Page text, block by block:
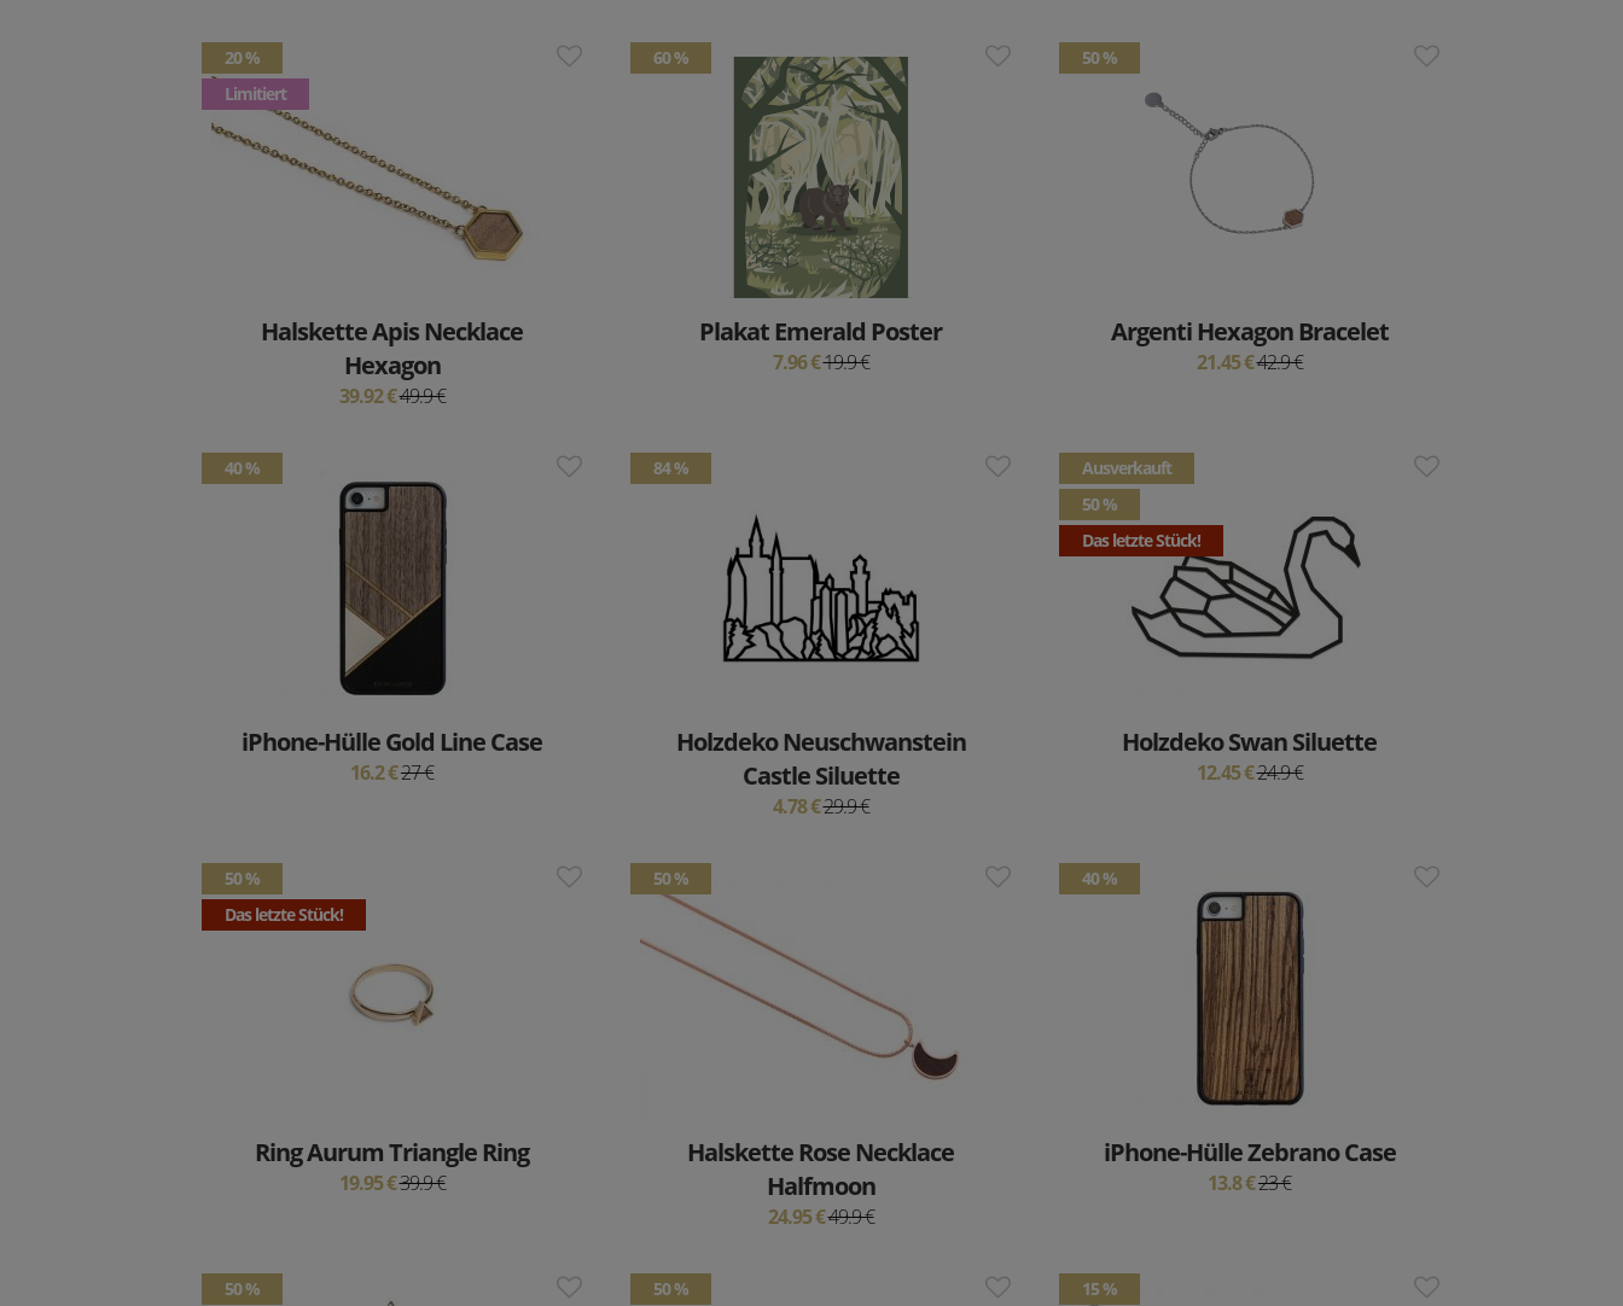
20 %
Limitiert
Halskette Apis Necklace
Hexagon
39.92 €49.9 €
60 %
Plakat Emerald Poster
7.96 €19.9 €
50 %
Argenti Hexagon Bracelet
21.45 €42.9 €
40 %
iPhone-Hülle Gold Line Case
16.2 €27 €
84 %
Holzdeko Neuschwanstein
Castle Siluette
4.78 €29.9 €
Ausverkauft
50 %
Das letzte Stück!
Holzdeko Swan Siluette
12.45 €24.9 €
50 %
Das letzte Stück!
Ring Aurum Triangle Ring
19.95 €39.9 €
50 %
Halskette Rose Necklace
Halfmoon
24.95 €49.9 €
40 %
iPhone-Hülle Zebrano Case
13.8 €23 €
50 % 50 % 15 %